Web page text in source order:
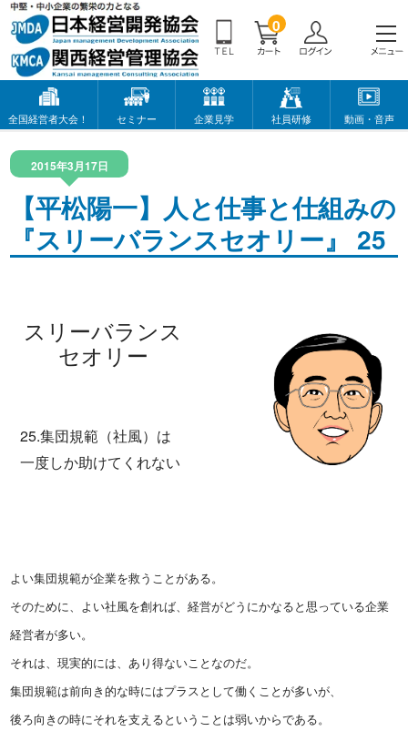
0
全国経営者大会！ セミナー 企業見学 社員研修 動画・音声
2015年3月17日
【平松陽一】人と仕事と仕組みの
『スリーバランスセオリー』 25
スリーバランス
セオリー
25.集団規範（社風）は
一度しか助けてくれない
よい集団規範が企業を救うことがある。
そのために、よい社風を創れば、経営がどうにかなると思っている企業
経営者が多い。
それは、現実的には、あり得ないことなのだ。
集団規範は前向き的な時にはプラスとして働くことが多いが、
後ろ向きの時にそれを支えるということは弱いからである。